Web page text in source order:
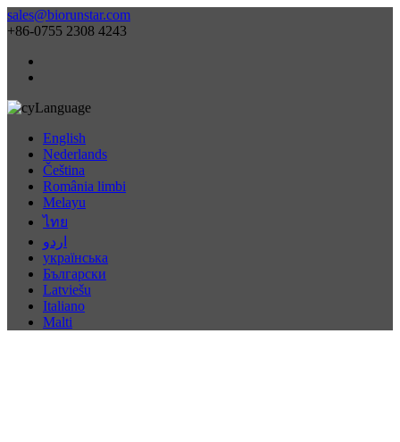
sales@biorunstar.com
+86-0755 2308 4243
Language
English
Nederlands
Čeština
România limbi
Melayu
ไทย
اردو
українська
Български
Latviešu
Italiano
Malti